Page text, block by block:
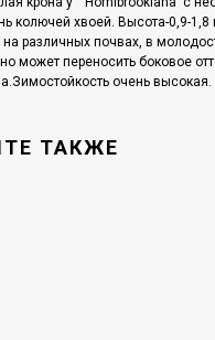
колючей хвоей. Высота-0,9-1,8
на различных почвах, в
может переносить боковое
очень высокая.
ТАКЖЕ